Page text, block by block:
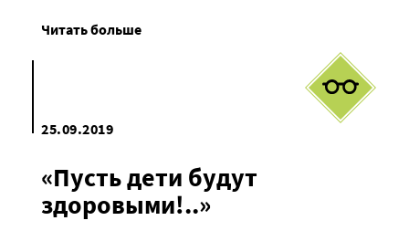
Читать больше
25.09.2019
«Пусть дети будут
здоровыми!..»